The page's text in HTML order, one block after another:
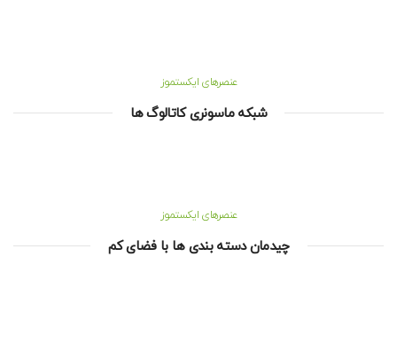
عنصرهای ایکستموز
شبکه ماسونری کاتالوگ ها
عنصرهای ایکستموز
چیدمان دسته بندی ها با فضای کم